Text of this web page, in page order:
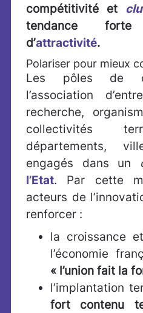
compétitivité et
tendance
d’attractivité.
Polariser pour mieux
Les pôles de
l’association
recherche,
collectivités
départements,
engagés dans un
l’Etat. Par cette
acteurs de
renforcer :
la croissance
l’économie
« l’union fait la
l’implantation
fort contenu